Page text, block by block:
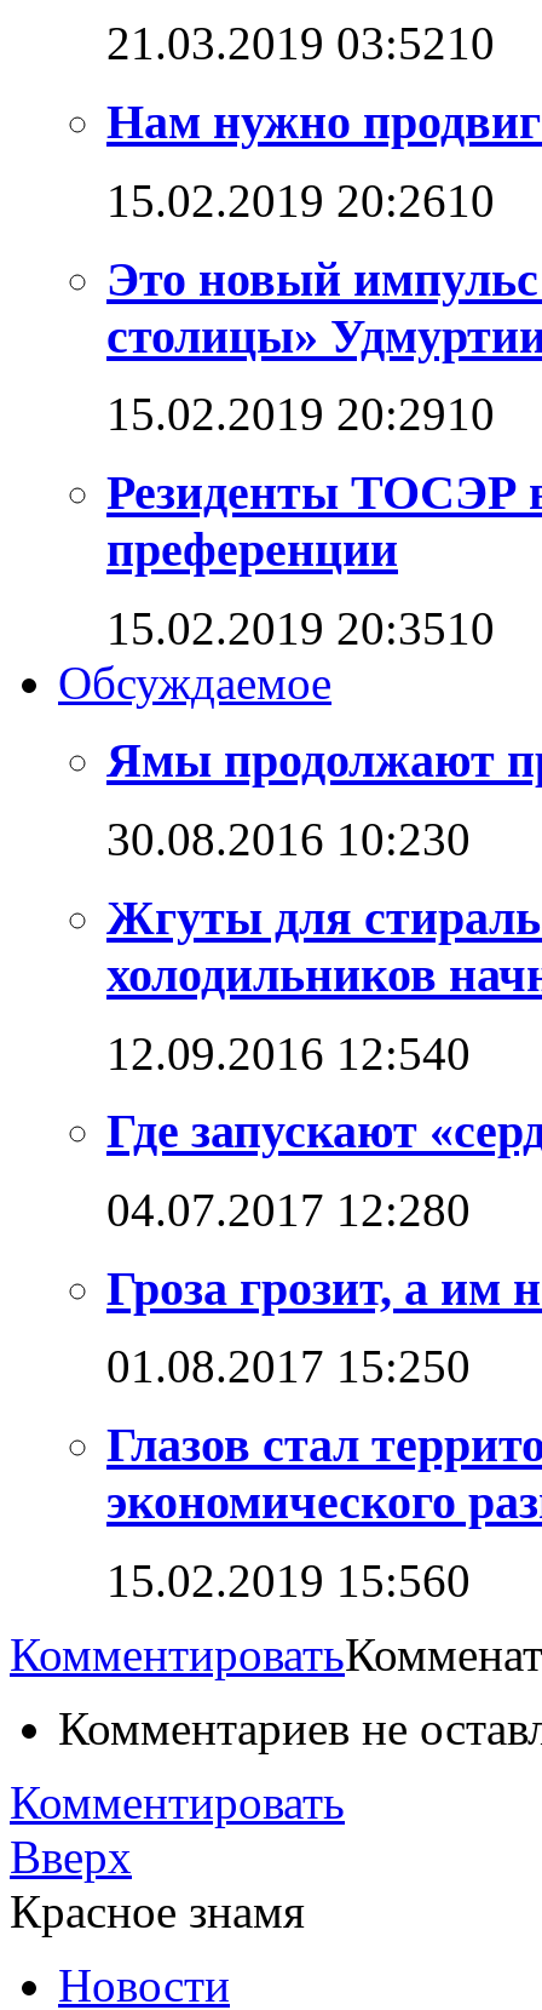
21.03.2019 03:5210
Нам нужно
15.02.2019 20:2610
Это новый
столицы»
15.02.2019 20:2910
Резиденты ТОСЭР
преференции
15.02.2019 20:3510
Обсуждаемое
Ямы продолжают
30.08.2016 10:230
Жгуты для
холодильников
12.09.2016 12:540
Где запускают
04.07.2017 12:280
Гроза грозит, а им
01.08.2017 15:250
Глазов стал
экономического
15.02.2019 15:560
Комментировать
Комментариев не
Комментировать
Вверх
Красное знамя
Новости